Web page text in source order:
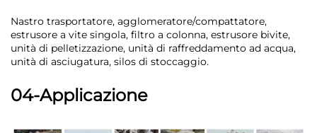
Nastro trasportatore, agglomeratore/compattatore,
estrusore a vite singola, filtro a colonna, estrusore bivite,
unità di pelletizzazione, unità di raffreddamento ad acqua,
unità di asciugatura, silos di stoccaggio.
04-Applicazione